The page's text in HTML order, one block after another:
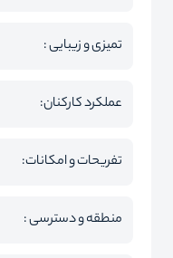
تمیزی و زیبایی :
عملکرد کارکنان:
تفریحات و امکانات:
منطقه و دسترسی :